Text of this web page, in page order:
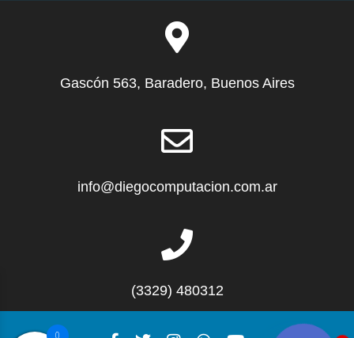
Gascón 563, Baradero, Buenos Aires
info@diegocomputacion.com.ar
(3329) 480312
0